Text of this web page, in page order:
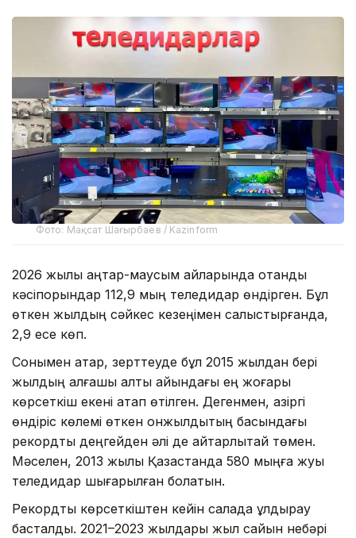
Фото: Мақсат Шағырбаев / Kazinform
2026 жылы қаңтар-маусым айларында отандық
кәсіпорындар 112,9 мың теледидар өндірген. Бұл
өткен жылдың сәйкес кезеңімен салыстырғанда,
2,9 есе көп.
Сонымен қатар, зерттеуде бұл 2015 жылдан бері
жылдың алғашқы алты айындағы ең жоғары
көрсеткіш екені атап өтілген. Дегенмен, қазіргі
өндіріс көлемі өткен онжылдықтың басындағы
рекордтық деңгейден әлі де айтарлықтай төмен.
Мәселен, 2013 жылы Қазақстанда 580 мыңға жуық
теледидар шығарылған болатын.
Рекордтық көрсеткіштен кейін салада құлдырау
басталды. 2021–2023 жылдары жыл сайын небәрі